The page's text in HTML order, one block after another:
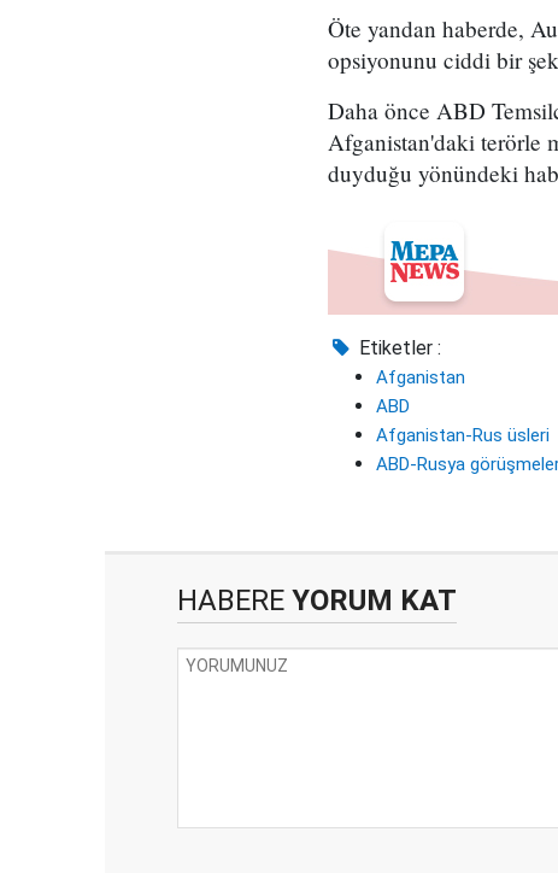
Öte yandan haberde,
opsiyonunu ciddi bir
Daha önce ABD
Afganistan'daki terörle
duyduğu yönündeki
Etiketler :
Afganistan
ABD
Afganistan-Rus üsleri
ABD-Rusya
HABERE YORUM KAT